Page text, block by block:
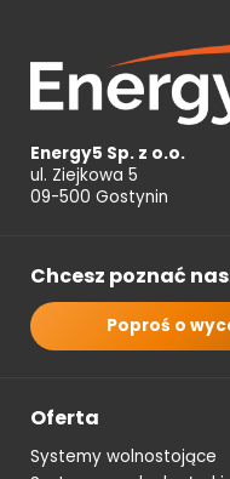
Energy5 Sp. z o.o.
ul. Ziejkowa 5
09-500 Gostynin
Chcesz poznać
Poproś o
Oferta
Systemy wolnostojące